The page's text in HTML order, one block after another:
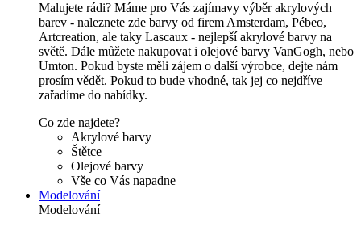
Malujete rádi? Máme pro Vás zajímavy výběr akrylových
barev - naleznete zde barvy od firem Amsterdam, Pébeo,
Artcreation, ale taky Lascaux - nejlepší akrylové barvy na
světě. Dále můžete nakupovat i olejové barvy VanGogh, nebo
Umton. Pokud byste měli zájem o další výrobce, dejte nám
prosím vědět. Pokud to bude vhodné, tak jej co nejdříve
zařadíme do nabídky.
Co zde najdete?
Akrylové barvy
Štětce
Olejové barvy
Vše co Vás napadne
Modelování
Modelování